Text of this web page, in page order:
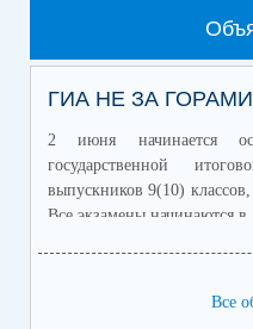
ГИА НЕ ЗА
2 июня начинается
государственной
выпускников 9(10)
Все экзамены начинаются
Для получения аттестата
Все